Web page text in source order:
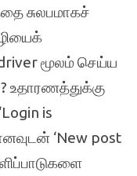
சுலபமாகச்
மூலம் செய்ய
உதாரணத்துக்கு
is
‘New post